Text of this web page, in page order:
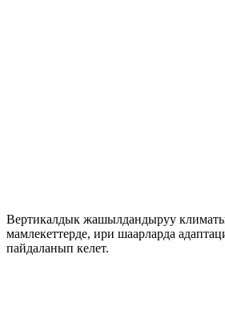
Вертикалдык жашылдандыруу климаты
мамлекеттерде, ири шаарларда
пайдаланып келет.